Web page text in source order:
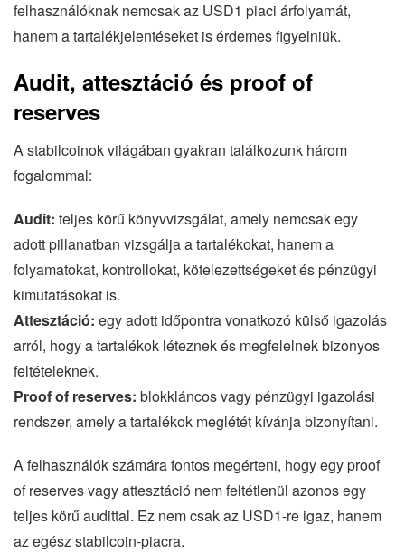
felhasználóknak nemcsak az USD1 piaci árfolyamát,
hanem a tartalékjelentéseket is érdemes figyelniük.
Audit, attesztáció és proof of
reserves
A stabilcoinok világában gyakran találkozunk három
fogalommal:
Audit: teljes körű könyvvizsgálat, amely nemcsak egy
adott pillanatban vizsgálja a tartalékokat, hanem a
folyamatokat, kontrollokat, kötelezettségeket és pénzügyi
kimutatásokat is.
Attesztáció: egy adott időpontra vonatkozó külső igazolás
arról, hogy a tartalékok léteznek és megfelelnek bizonyos
feltételeknek.
Proof of reserves: blokkláncos vagy pénzügyi igazolási
rendszer, amely a tartalékok meglétét kívánja bizonyítani.
A felhasználók számára fontos megérteni, hogy egy proof
of reserves vagy attesztáció nem feltétlenül azonos egy
teljes körű audittal. Ez nem csak az USD1-re igaz, hanem
az egész stabilcoin-piacra.